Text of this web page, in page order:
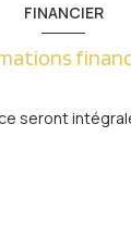
FINANCIER
seront